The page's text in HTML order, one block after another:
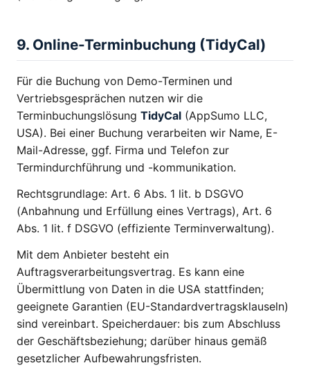
9. Online-Terminbuchung (TidyCal)
Für die Buchung von Demo-Terminen und
Vertriebsgesprächen nutzen wir die
Terminbuchungslösung TidyCal (AppSumo LLC,
USA). Bei einer Buchung verarbeiten wir Name, E-
Mail-Adresse, ggf. Firma und Telefon zur
Termindurchführung und -kommunikation.
Rechtsgrundlage: Art. 6 Abs. 1 lit. b DSGVO
(Anbahnung und Erfüllung eines Vertrags), Art. 6
Abs. 1 lit. f DSGVO (effiziente Terminverwaltung).
Mit dem Anbieter besteht ein
Auftragsverarbeitungsvertrag. Es kann eine
Übermittlung von Daten in die USA stattfinden;
geeignete Garantien (EU-Standardvertragsklauseln)
sind vereinbart. Speicherdauer: bis zum Abschluss
der Geschäftsbeziehung; darüber hinaus gemäß
gesetzlicher Aufbewahrungsfristen.